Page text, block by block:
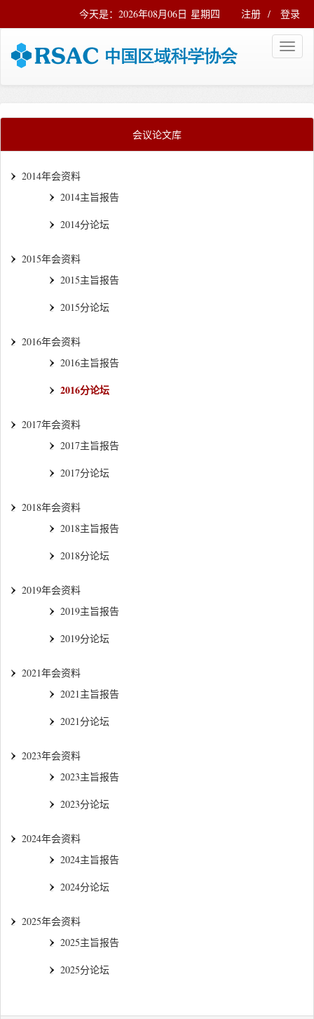
注册 / 登录
今天是：2026年08月06日 星期四
会议论文库
2014年会资料
2014主旨报告
2014分论坛
2015年会资料
2015主旨报告
2015分论坛
2016年会资料
2016主旨报告
2016分论坛
2017年会资料
2017主旨报告
2017分论坛
2018年会资料
2018主旨报告
2018分论坛
2019年会资料
2019主旨报告
2019分论坛
2021年会资料
2021主旨报告
2021分论坛
2023年会资料
2023主旨报告
2023分论坛
2024年会资料
2024主旨报告
2024分论坛
2025年会资料
2025主旨报告
2025分论坛